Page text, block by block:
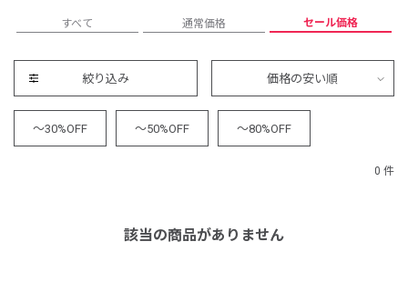
すべて 通常価格 セール価格
絞り込み 価格の安い順
～30%OFF ～50%OFF ～80%OFF
0 件
該当の商品がありません